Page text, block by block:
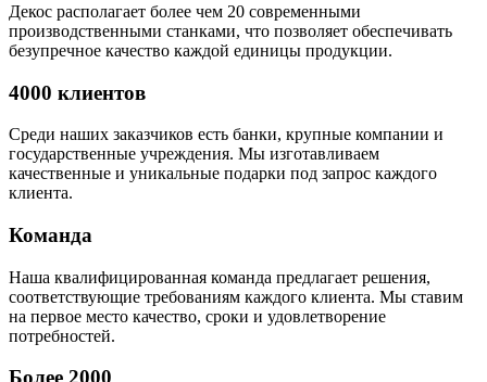
Декос располагает более чем 20 современными
производственными станками, что позволяет обеспечивать
безупречное качество каждой единицы продукции.
4000 клиентов
Среди наших заказчиков есть банки, крупные компании и
государственные учреждения. Мы изготавливаем
качественные и уникальные подарки под запрос каждого
клиента.
Команда
Наша квалифицированная команда предлагает решения,
соответствующие требованиям каждого клиента. Мы ставим
на первое место качество, сроки и удовлетворение
потребностей.